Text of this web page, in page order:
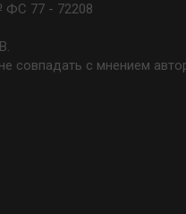
ФС 77 - 72208
совпадать с мнением